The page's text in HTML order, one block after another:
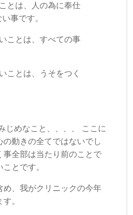
とは、人の為に奉仕
事です。
ことは、すべての事
ことは、うそをつく
じめなこと、、、、 ここに
動きの全てではないでし
事全部は当たり前のことで
とです。
、我がクリニックの今年
。